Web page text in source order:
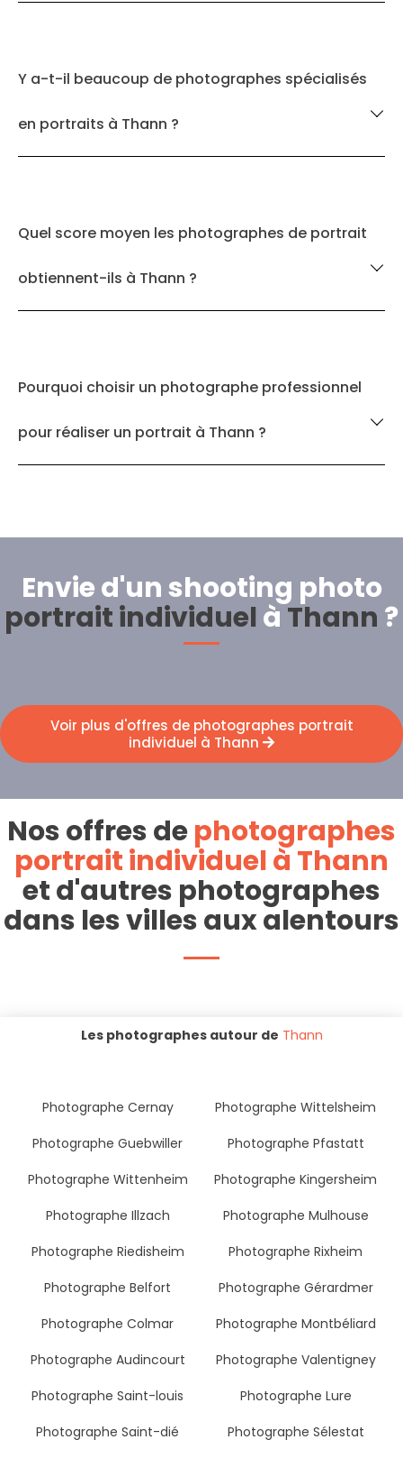
Y a-t-il beaucoup de photographes spécialisés
en portraits à Thann ?
Quel score moyen les photographes de portrait
obtiennent-ils à Thann ?
Pourquoi choisir un photographe professionnel
pour réaliser un portrait à Thann ?
Envie d'un shooting photo
portrait individuelà Thann ?
Voir plus d'offres de photographes portrait
individuel à Thann
Nos offres dephotographes
portrait individuel à Thann
et d'autres photographes
dans les villes aux alentours
Les photographes autour de Thann
Photographe Cernay
Photographe Wittelsheim
Photographe Guebwiller
Photographe Pfastatt
Photographe Wittenheim
Photographe Kingersheim
Photographe Illzach
Photographe Mulhouse
Photographe Riedisheim
Photographe Rixheim
Photographe Belfort
Photographe Gérardmer
Photographe Colmar
Photographe Montbéliard
Photographe Audincourt
Photographe Valentigney
Photographe Saint-louis
Photographe Lure
Photographe Saint-dié
Photographe Sélestat